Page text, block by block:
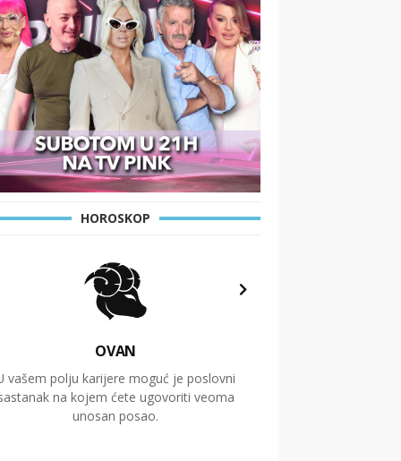
HOROSKOP
OVAN
vašem polju karijere moguć je poslovni
na kojem ćete ugovoriti veoma
unosan posao.